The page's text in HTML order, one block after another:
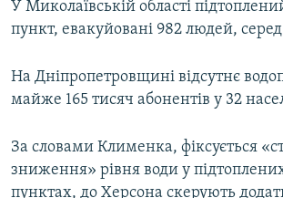
У Миколаївській області
пункт, евакуйовані 982 людей, серед
На Дніпропетровщині відсутнє
майже 165 тисяч абонентів у 32
За словами Клименка, фіксується
зниження» рівня води у
пунктах, до Херсона скерують